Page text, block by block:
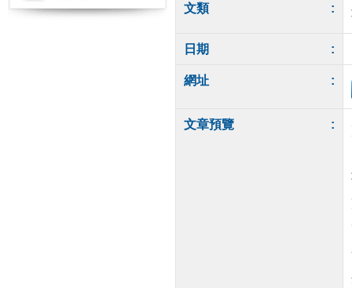
文類 :
日期 :
網址 :
文章預覽 :